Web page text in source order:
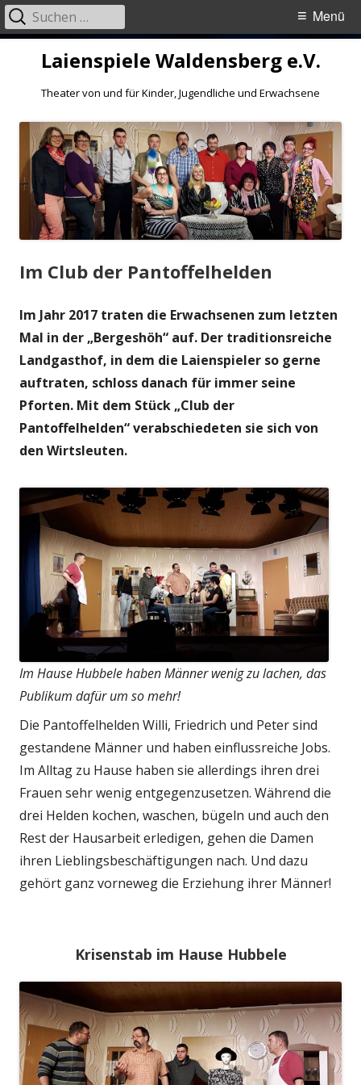
Laienspiele Waldensberg e.V.
Theater von und für Kinder, Jugendliche und Erwachsene
Primäres
Menü
Menü
Suchen
nach:
Im Club der Pantoffelhelden
Im Jahr 2017 traten die Erwachsenen zum letzten
Mal in der „Bergeshöh“ auf. Der traditionsreiche
Landgasthof, in dem die Laienspieler so gerne
auftraten, schloss danach für immer seine
Pforten. Mit dem Stück „Club der
Pantoffelhelden“ verabschiedeten sie sich von
den Wirtsleuten.
Im Hause Hubbele haben Männer wenig zu lachen, das
Publikum dafür um so mehr!
Die Pantoffelhelden Willi, Friedrich und Peter sind
gestandene Männer und haben einflussreiche Jobs.
Im Alltag zu Hause haben sie allerdings ihren drei
Frauen sehr wenig entgegenzusetzen. Während die
drei Helden kochen, waschen, bügeln und auch den
Rest der Hausarbeit erledigen, gehen die Damen
ihren Lieblingsbeschäftigungen nach. Und dazu
gehört ganz vorneweg die Erziehung ihrer Männer!
Krisenstab im Hause Hubbele